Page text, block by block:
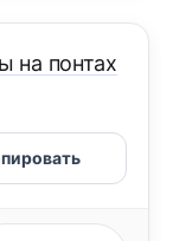
на понтах